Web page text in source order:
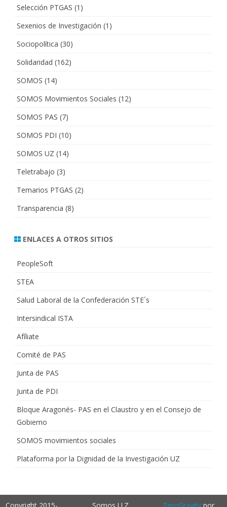
Selección PTGAS (1)
Sexenios de Investigación (1)
Sociopolítica (30)
Solidaridad (162)
SOMOS (14)
SOMOS Movimientos Sociales (12)
SOMOS PAS (7)
SOMOS PDI (10)
SOMOS UZ (14)
Teletrabajo (3)
Temarios PTGAS (2)
Transparencia (8)
ENLACES A OTROS SITIOS
PeopleSoft
STEA
Salud Laboral de la Confederación STE´s
Intersindical ISTA
Afíliate
Comité de PAS
Junta de PAS
Junta de PDI
Bloque Aragonés- PAS en el Claustro y en el Consejo de
Gobierno
SOMOS movimientos sociales
Plataforma por la Dignidad de la Investigación UZ
Copyright 2015- Somos U.Z. ZeroGravitypor